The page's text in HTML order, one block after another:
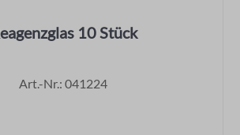
10 Stück
Art.-Nr.: 041224